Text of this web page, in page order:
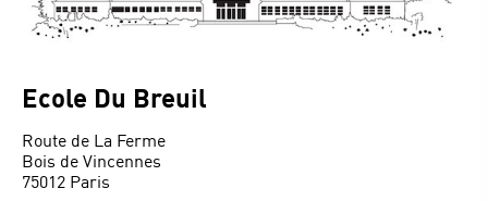
Ecole Du Breuil
Route de La Ferme
Bois de Vincennes
75012 Paris